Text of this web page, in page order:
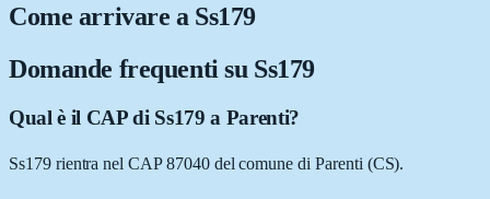
Come arrivare a Ss179
Domande frequenti su Ss179
Qual è il CAP di Ss179 a Parenti?
Ss179 rientra nel CAP 87040 del comune di Parenti (CS).